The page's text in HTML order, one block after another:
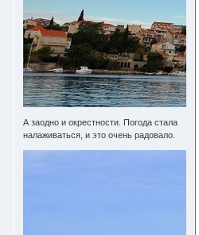
А заодно и окрестности. Погода стала
налаживаться, и это очень радовало.